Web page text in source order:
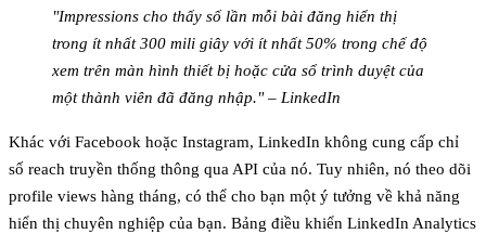
"Impressions cho thấy số lần mỗi bài đăng hiển thị
trong ít nhất 300 mili giây với ít nhất 50% trong chế độ
xem trên màn hình thiết bị hoặc cửa sổ trình duyệt của
một thành viên đã đăng nhập." – LinkedIn
Khác với Facebook hoặc Instagram, LinkedIn không cung cấp chỉ
số reach truyền thống thông qua API của nó. Tuy nhiên, nó theo dõi
profile views hàng tháng, có thể cho bạn một ý tưởng về khả năng
hiển thị chuyên nghiệp của bạn. Bảng điều khiển LinkedIn Analytics